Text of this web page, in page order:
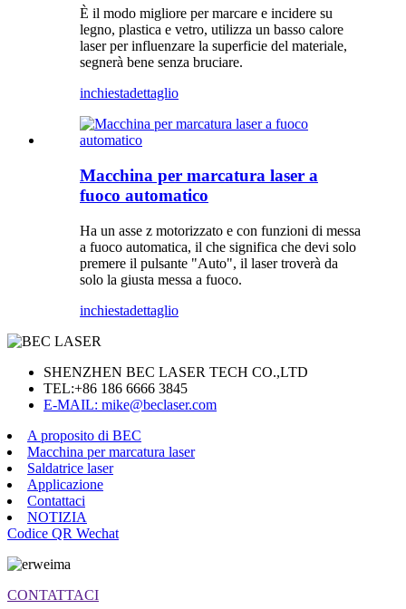
È il modo migliore per marcare e incidere su
legno, plastica e vetro, utilizza un basso calore
laser per influenzare la superficie del materiale,
segnerà bene senza bruciare.
inchiestadettaglio
Macchina per marcatura laser a
fuoco automatico
Ha un asse z motorizzato e con funzioni di messa
a fuoco automatica, il che significa che devi solo
premere il pulsante "Auto", il laser troverà da
solo la giusta messa a fuoco.
inchiestadettaglio
SHENZHEN BEC LASER TECH CO.,LTD
TEL:+86 186 6666 3845
E-MAIL: mike@beclaser.com
A proposito di BEC
Macchina per marcatura laser
Saldatrice laser
Applicazione
Contattaci
NOTIZIA
Codice QR Wechat
CONTATTACI